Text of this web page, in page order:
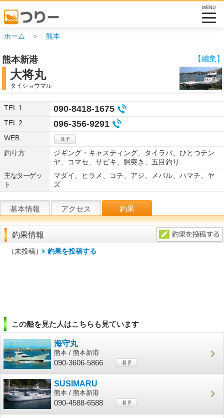
MENU
ホーム ＞ 熊本
【編集】
熊本新港
大将丸
タイショウマル
TEL 1 090-8418-1675
TEL 2 096-356-9291
WEB
釣り方
ジギング・キャスティング、タイラバ、ひとつテン
ヤ、コマセ、サビキ、胴突き、五目釣り
主なターゲッ
ト
マダイ、ヒラメ、コチ、アジ、メバル、ハマチ、ヤ
ズ
基本情報 アクセス 釣果
釣果情報
（未投稿） 釣果を投稿する
この船を見た人はこちらも見ています
海守丸
熊本 / 熊本新港
090-3606-5866
SUSIMARU
熊本 / 熊本新港
090-4588-6588